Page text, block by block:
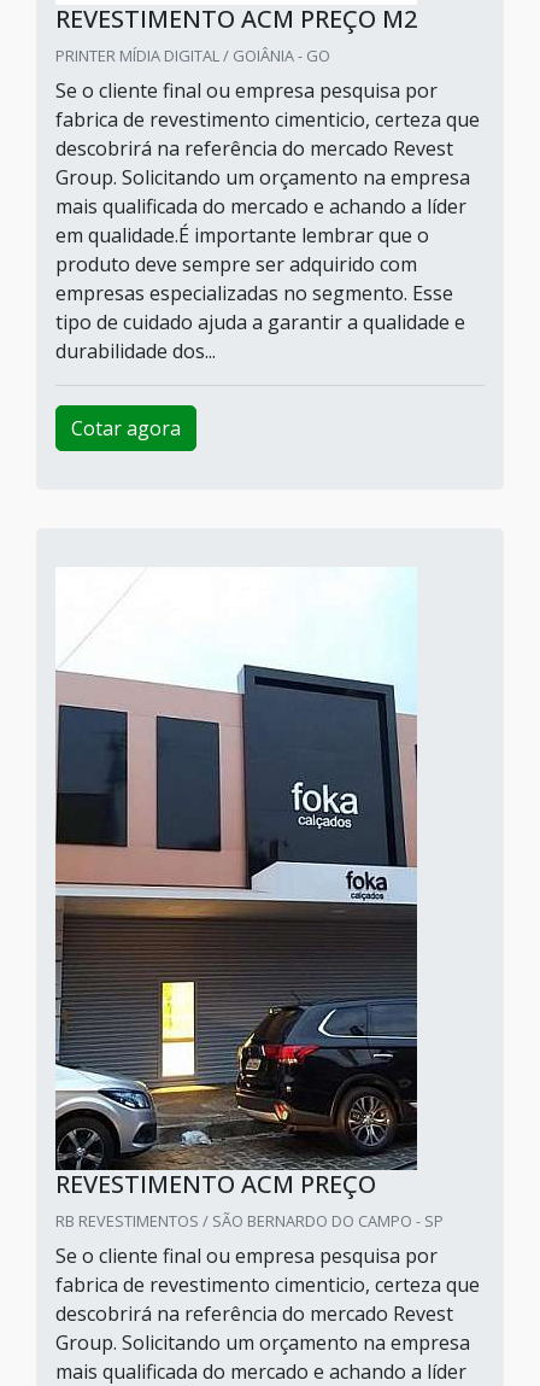
REVESTIMENTO ACM PREÇO M2
PRINTER MÍDIA DIGITAL / GOIÂNIA - GO
Se o cliente final ou empresa pesquisa por
fabrica de revestimento cimenticio, certeza que
descobrirá na referência do mercado Revest
Group. Solicitando um orçamento na empresa
mais qualificada do mercado e achando a líder
em qualidade.É importante lembrar que o
produto deve sempre ser adquirido com
empresas especializadas no segmento. Esse
tipo de cuidado ajuda a garantir a qualidade e
durabilidade dos...
Cotar agora
REVESTIMENTO ACM PREÇO
RB REVESTIMENTOS / SÃO BERNARDO DO CAMPO - SP
Se o cliente final ou empresa pesquisa por
fabrica de revestimento cimenticio, certeza que
descobrirá na referência do mercado Revest
Group. Solicitando um orçamento na empresa
mais qualificada do mercado e achando a líder